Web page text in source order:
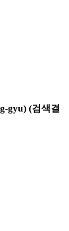
gyu) (검색결